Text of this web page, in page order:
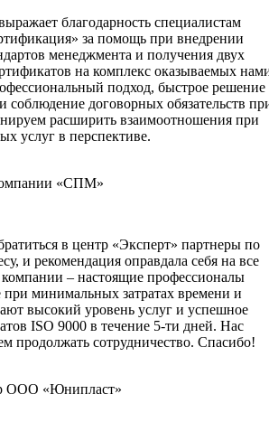
благодарность специалистам
за помощь при внедрении
менеджмента и получения двух
на комплекс оказываемых
подход, быстрое решение
соблюдение договорных обязательств
расширить взаимоотношения при
услуг в перспективе.
«СПМ»
в центр «Эксперт» партнеры по
и рекомендация оправдала себя на все
– настоящие профессионалы
при минимальных затратах времени и
высокий уровень услуг и успешное
ISO 9000 в течение 5-ти дней. Нас
продолжать сотрудничество. Спасибо!
ООО «Юнипласт»